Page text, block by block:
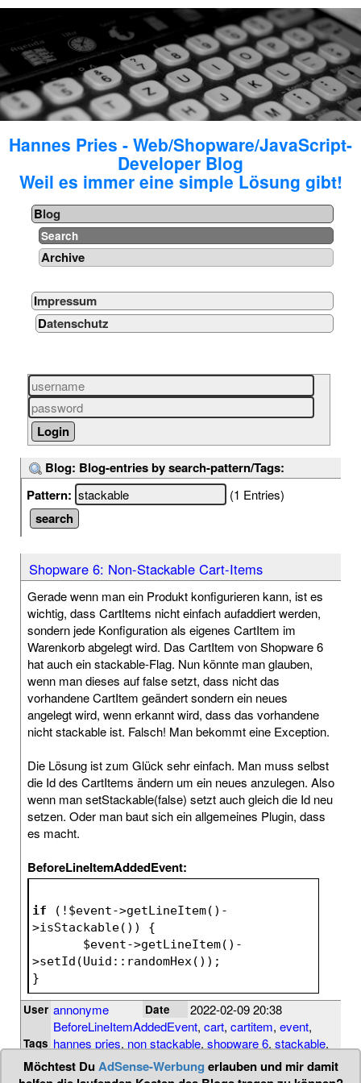
Hannes Pries - Web/Shopware/JavaScript-
Developer Blog
Weil es immer eine simple Lösung gibt!
Blog
Search
Archive
Impressum
Datenschutz
Blog: Blog-entries by search-pattern/Tags:
Pattern:
(1 Entries)
Shopware 6: Non-Stackable Cart-Items
Gerade wenn man ein Produkt konfigurieren kann, ist es
wichtig, dass CartItems nicht einfach aufaddiert werden,
sondern jede Konfiguration als eigenes CartItem im
Warenkorb abgelegt wird. Das CartItem von Shopware 6
hat auch ein stackable-Flag. Nun könnte man glauben,
wenn man dieses auf false setzt, dass nicht das
vorhandene CartItem geändert sondern ein neues
angelegt wird, wenn erkannt wird, dass das vorhandene
nicht stackable ist. Falsch! Man bekommt eine Exception.
Die Lösung ist zum Glück sehr einfach. Man muss selbst
die Id des CartItems ändern um ein neues anzulegen. Also
wenn man setStackable(false) setzt auch gleich die Id neu
setzen. Oder man baut sich ein allgemeines Plugin, dass
es macht.
BeforeLineItemAddedEvent:
if (! $event->getLineItem()-
>isStackable()) {
$event->getLineItem()-
>setId(Uuid::randomHex());
}
User annonyme Date 2022-02-09 20:38
Tags
BeforeLineItemAddedEvent, cart, cartitem, event,
hannes pries, non stackable, shopware 6, stackable,
tipp , uuid , warenkorb
Möchtest DuAdSense-Werbung erlauben und mir damit